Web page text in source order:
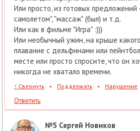
Или просто, из готовых предложений
самолетом", "массаж" (был) и т.д.
Или как в фильме "Игра" :)))
Или необычный ужин, на крыше
плавание с дельфинами или
месте или просто спросите, что он
никогда не хватало времени.
↑ Свернуть • Поддержать • Нарушение
Ответить
№5 Сергей Новиков